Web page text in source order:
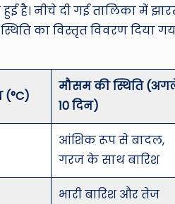
है। नीचे दी गई तालिका में
का विस्तृत विवरण दिया
मौसम की स्थिति
10 दिन)
आंशिक रूप से बादल,
गरज के साथ बारिश
भारी बारिश और तेज